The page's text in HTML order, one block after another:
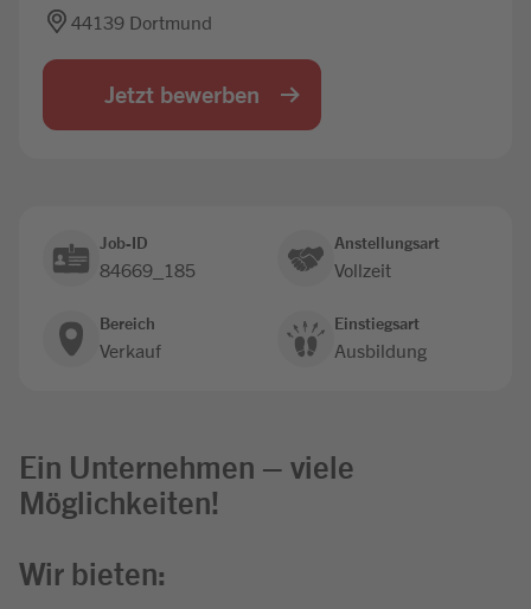
44139 Dortmund
Jetzt bewerben
Job-ID
84669_185
Anstellungsart
Vollzeit
Bereich
Verkauf
Einstiegsart
Ausbildung
Ein Unternehmen – viele
Möglichkeiten!
Wir bieten: